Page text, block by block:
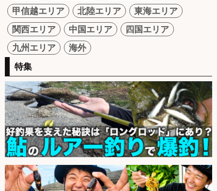
甲信越エリア
北陸エリア
東海エリア
関西エリア
中国エリア
四国エリア
九州エリア
海外
特集